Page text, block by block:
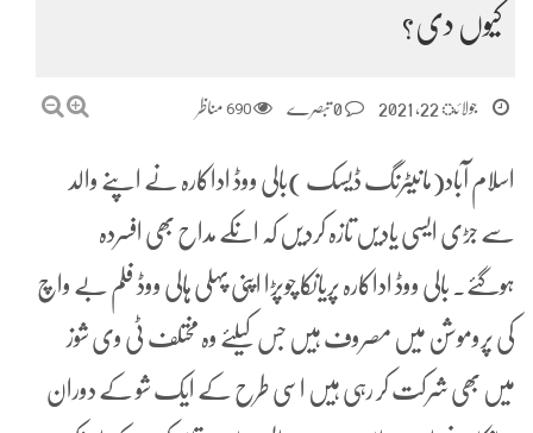
کیوں دی؟
جولائ 22, 2021 690 مناظر
اسلام آباد(مانیٹرنگ ڈیسک )بالی ووڈ اداکارہ نے اپنے والد
سے جڑی ایسی یادیں تازہ کردیں کہ انکے مداح بھی افسردہ
ہوگئے۔ بالی ووڈ اداکارہ پریانکا چوپڑا اپنی پہلی ہالی ووڈ فلم بے واچ
کی پروموشن میں مصروف ہیں جس کیلئے وہ مختلف ٹی وی شوز
میں بھی شرکت کر رہی ہیں اسی طرح کے ایک شو کے دوران